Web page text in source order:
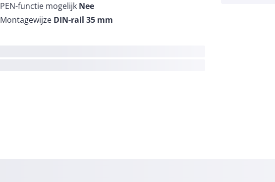
PEN-functie mogelijk Nee
Montagewijze DIN-rail 35 mm